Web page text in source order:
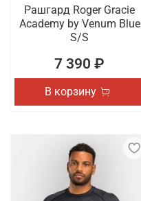
Рашгард Roger Gracie
Academy by Venum Blue
S/S
7 390 ₽
В корзину